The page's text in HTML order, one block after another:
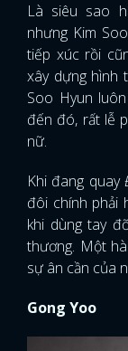
Là siêu sao
nhưng Kim
tiếp xúc rồi
xây dựng hình
Soo Hyun
đến đó, rất lễ
nữ.
Khi đang quay
đôi chính phải
khi dùng tay
thương. Một
sự ân cần của
Gong Yoo